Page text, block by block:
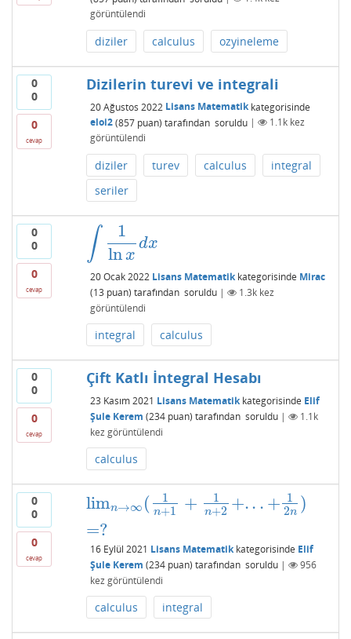
görüntülendi
diziler calculus ozyineleme
0
0
0
cevap
Dizilerin turevi ve integrali
20 Ağustos 2022 Lisans Matematikkategorisinde
eloi2 (857puan) tarafından soruldu | 1.1kkez
görüntülendi
diziler turev calculus
integral
seriler
0
0
0
cevap
∫
1
lnx
dx
1 lnxdx
20 Ocak 2022 Lisans Matematikkategorisinde Mirac
(13 puan) tarafından soruldu | 1.3kkez
görüntülendi
integral calculus
0
0
0
cevap
Çift Katlı İntegral Hesabı
23 Kasım 2021 Lisans Matematikkategorisinde Elif
Şule Kerem (234puan) tarafından soruldu |
1.1k
kez görüntülendi
calculus
0
0
0
cevap
limn→∞ ( 1
n+1 + 1
n+2 +.. . + 1
2n )
=?
limn→∞(1 n+1+ 1n +2+...+1 2 n )=?
16 Eylül 2021 Lisans Matematikkategorisinde Elif
Şule Kerem (234puan) tarafından soruldu |
956
kez görüntülendi
calculus integral